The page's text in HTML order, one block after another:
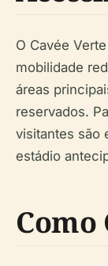
O Cavée
mobilidade
áreas
reservados.
visitantes são
estádio
Como